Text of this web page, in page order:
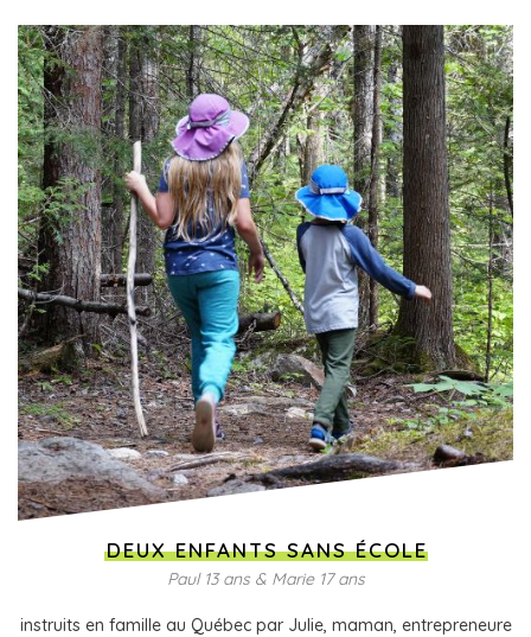
DEUX ENFANTS SANS ÉCOLE
Paul 13 ans & Marie 17 ans
instruits en famille au Québec par Julie, maman, entrepreneure